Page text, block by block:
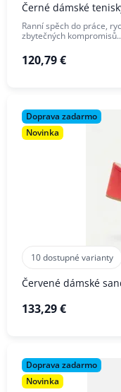
Černé dámské
Ranní spěch do práce,
zbytečných
120,79 €
Doprava zadarmo
Novinka
10 dostupné varianty
Červené dámské
133,29 €
Doprava zadarmo
Novinka